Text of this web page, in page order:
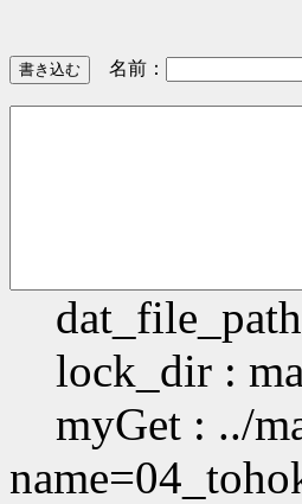
名前：
dat_file_path
lock_dir :
myGet : ../